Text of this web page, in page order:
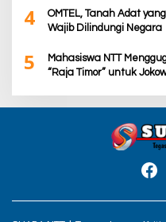
4
OMTEL, Tanah Adat
Wajib Dilindungi Negara
5
Mahasiswa NTT
“Raja Timor” untuk